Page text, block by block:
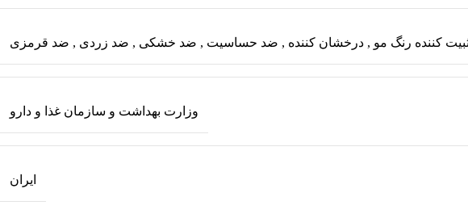
کننده رنگ مو , درخشان کننده , ضد حساسیت , ضد خشکی , ضد زردی , ضد قرمزی
وزارت بهداشت و سازمان غذا و دارو
ایران